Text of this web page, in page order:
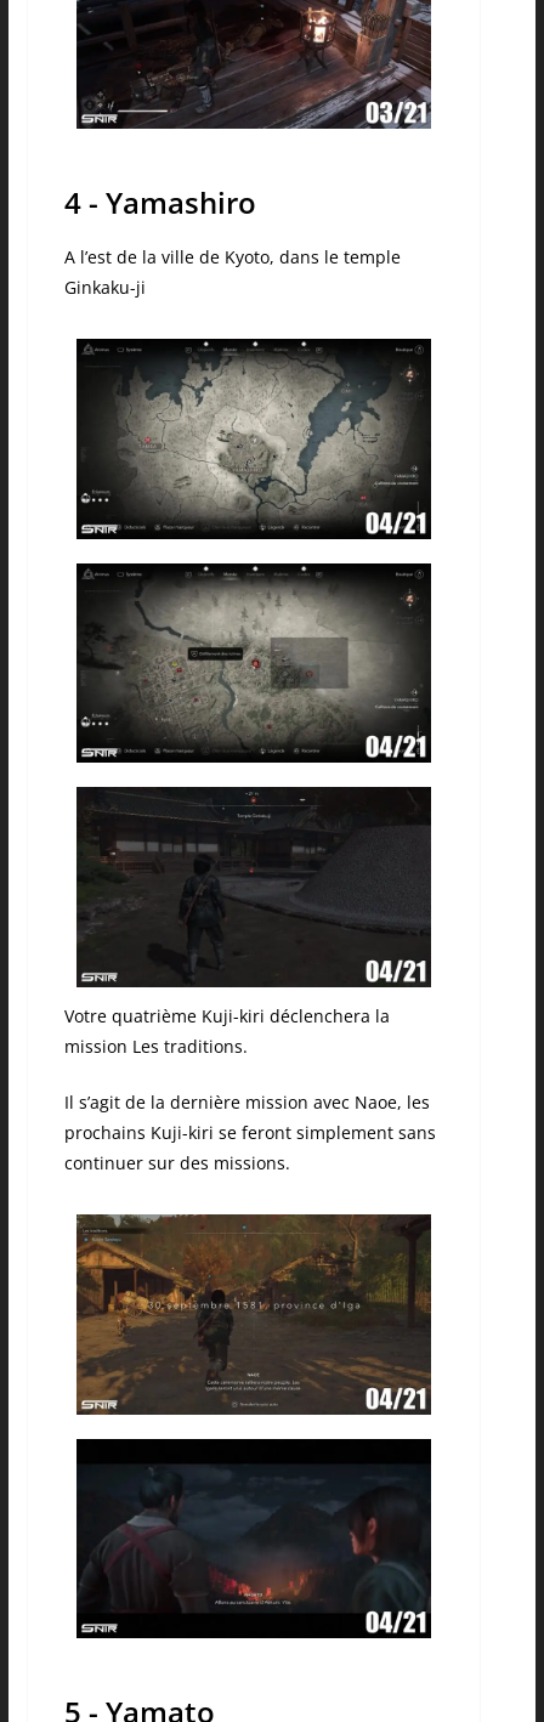
4 - Yamashiro
A l’est de la ville de Kyoto, dans le temple
Ginkaku-ji
Votre quatrième Kuji-kiri déclenchera la
mission Les traditions.
Il s’agit de la dernière mission avec Naoe, les
prochains Kuji-kiri se feront simplement sans
continuer sur des missions.
5 - Yamato